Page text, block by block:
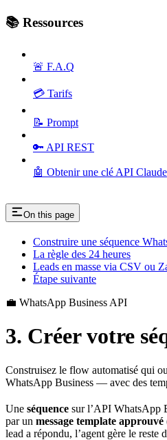
📚 Ressources
🚨 F.A.Q
💳 Tarifs
📝 Prompt
🔑 API REST
🤖 Obtenir une clé API Claude
On this page
Construire une séquence
La règle des 24 heures
Leads en masse via CSV ou
Étape suivante
💼 WhatsApp Business API
3. Créer votre
Construisez le flow automatisé qui
WhatsApp Business — avec des
Une séquence sur l’API WhatsApp
par un message template approuvé
lead a répondu, l’agent gère le reste